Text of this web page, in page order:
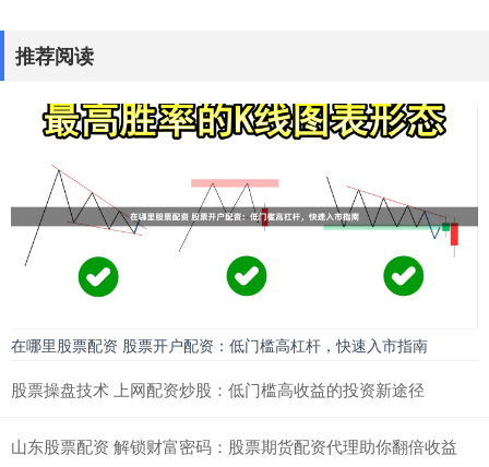
推荐阅读
在哪里股票配资 股票开户配资：低门槛高杠杆，快速入市指南
股票操盘技术 上网配资炒股：低门槛高收益的投资新途径
山东股票配资 解锁财富密码：股票期货配资代理助你翻倍收益